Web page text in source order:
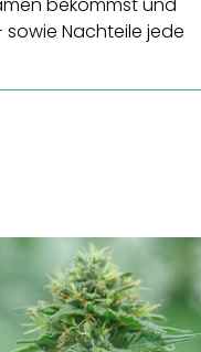
Nachteile jede